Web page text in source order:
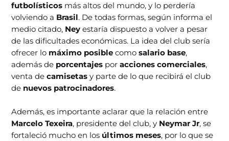
futbolísticos más altos del mundo, y lo perdería
volviendo a Brasil. De todas formas, según informa el
medio citado, Neyestaría dispuesto a volver a pesar
de las dificultades económicas. La idea del club sería
ofrecer lo máximo posiblecomosalario base,
además de porcentajes poracciones comerciales,
venta decamisetasy parte de lo que recibirá el club
de nuevos patrocinadores.
Además, es importante aclarar que la relación entre
Marcelo Texeira, presidente del club, y Neymar Jr, se
fortaleció mucho en los últimos meses, por lo que se